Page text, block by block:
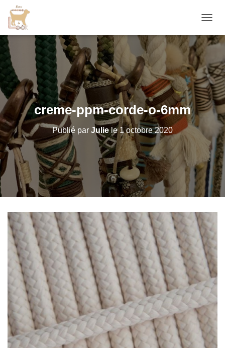
É
P
E
R
L
A
N
I
G
A
T
O
N
creme-ppm-corde-o-6mm
Publié par Juliele1 octobre 2020